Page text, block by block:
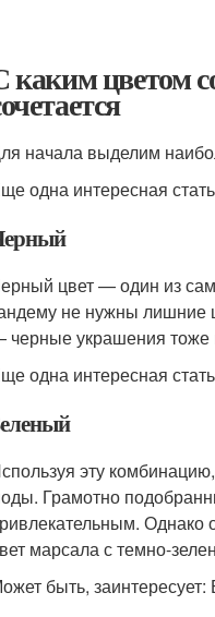
каким цветом
начала выделим
одна интересная
цвет — один из
не нужны лишние
украшения тоже
одна интересная
эту
Грамотно
Однако
марсала с темно-
быть,